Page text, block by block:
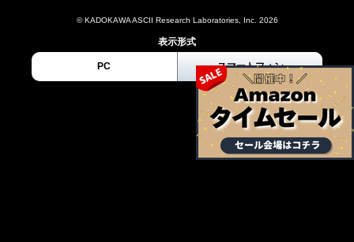
© KADOKAWA ASCII Research Laboratories, Inc. 2026
表示形式
PC スマートフォン